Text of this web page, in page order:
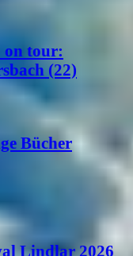
on tour:
(22)
Bücher
Lindlar 2026